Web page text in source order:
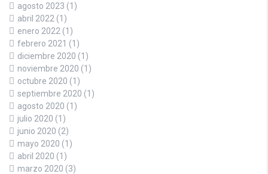
agosto 2023 (1)
abril 2022 (1)
enero 2022 (1)
febrero 2021 (1)
diciembre 2020 (1)
noviembre 2020 (1)
octubre 2020 (1)
septiembre 2020 (1)
agosto 2020 (1)
julio 2020 (1)
junio 2020 (2)
mayo 2020 (1)
abril 2020 (1)
marzo 2020 (3)